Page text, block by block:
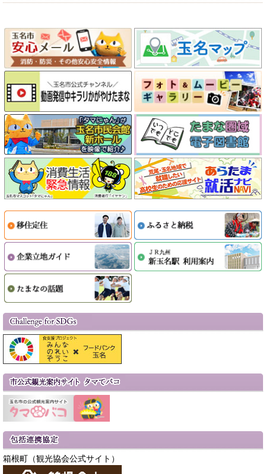
箱根町（観光協会公式サイト）